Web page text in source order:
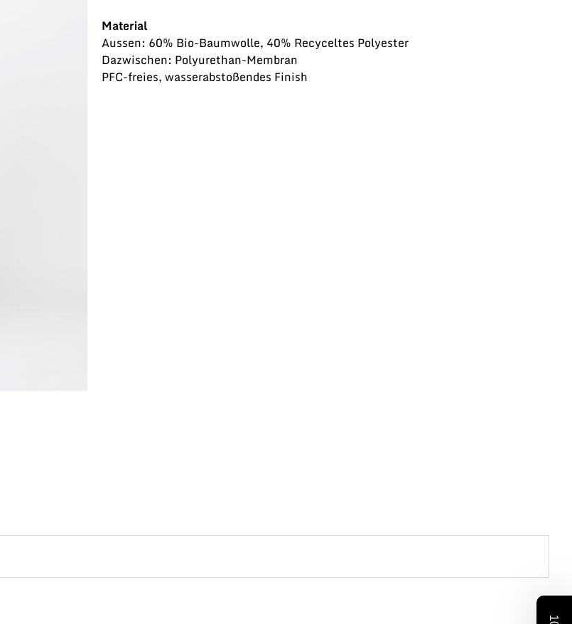
Material
Aussen: 60% Bio-Baumwolle, 40% Recyceltes Polyester
Dazwischen: Polyurethan-Membran
PFC-freies, wasserabstoßendes Finish